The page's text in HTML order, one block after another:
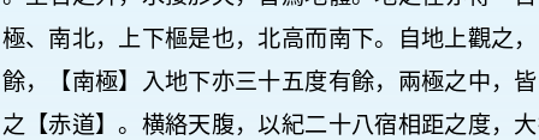
、南北，上下樞是也，北高而南下。自地上觀之
，【南極】入地下亦三十五度有餘，兩極之中，
【赤道】。横絡天腹，以紀二十八宿相距之度，